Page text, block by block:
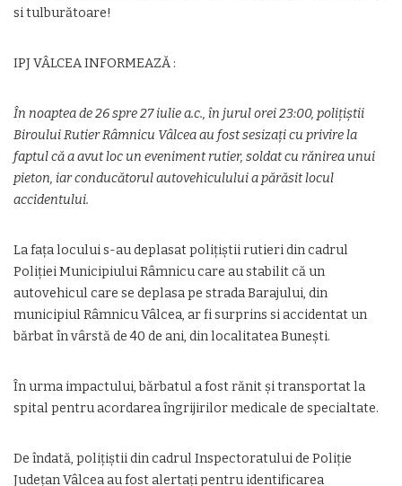
si tulburătoare!
IPJ VÂLCEA INFORMEAZĂ :
În noaptea de 26 spre 27 iulie a.c., în jurul orei 23:00, polițiștii
Biroului Rutier Râmnicu Vâlcea au fost sesizați cu privire la
faptul că a avut loc un eveniment rutier, soldat cu rănirea unui
pieton, iar conducătorul autovehiculului a părăsit locul
accidentului.
La fața locului s-au deplasat polițiștii rutieri din cadrul
Poliției Municipiului Râmnicu care au stabilit că un
autovehicul care se deplasa pe strada Barajului, din
municipiul Râmnicu Vâlcea, ar fi surprins si accidentat un
bărbat în vârstă de 40 de ani, din localitatea Bunești.
În urma impactului, bărbatul a fost rănit și transportat la
spital pentru acordarea îngrijirilor medicale de specialtate.
De îndată, polițiștii din cadrul Inspectoratului de Poliție
Județan Vâlcea au fost alertați pentru identificarea